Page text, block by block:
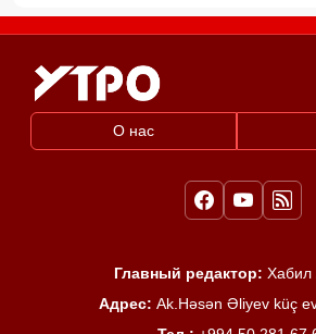
О нас
Главный редактор: Хабил
Адрес: Ak.Həsən Əliyev küç